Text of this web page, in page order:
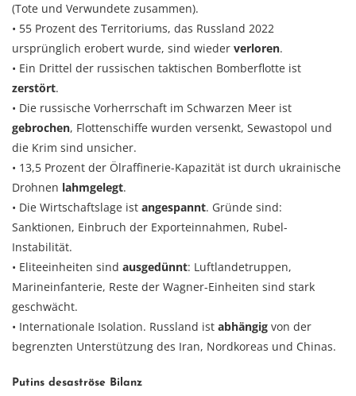
(Tote und Verwundete zusammen).
• 55 Prozent des Territoriums, das Russland 2022
ursprünglich erobert wurde, sind wieder verloren.
• Ein Drittel der russischen taktischen Bomberflotte ist
zerstört.
• Die russische Vorherrschaft im Schwarzen Meer ist
gebrochen, Flottenschiffe wurden versenkt, Sewastopol und
die Krim sind unsicher.
• 13,5 Prozent der Ölraffinerie-Kapazität ist durch ukrainische
Drohnen lahmgelegt.
• Die Wirtschaftslage ist angespannt. Gründe sind:
Sanktionen, Einbruch der Exporteinnahmen, Rubel-
Instabilität.
• Eliteeinheiten sind ausgedünnt: Luftlandetruppen,
Marineinfanterie, Reste der Wagner-Einheiten sind stark
geschwächt.
• Internationale Isolation. Russland ist abhängig von der
begrenzten Unterstützung des Iran, Nordkoreas und Chinas.
Putins desaströse Bilanz